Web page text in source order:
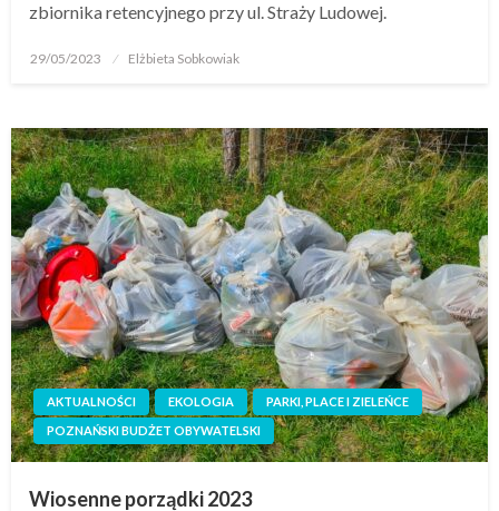
zbiornika retencyjnego przy ul. Straży Ludowej.
29/05/2023 Elżbieta Sobkowiak
AKTUALNOŚCI EKOLOGIA
PARKI, PLACE I ZIELEŃCE
POZNAŃSKI BUDŻET OBYWATELSKI
Wiosenne porządki 2023